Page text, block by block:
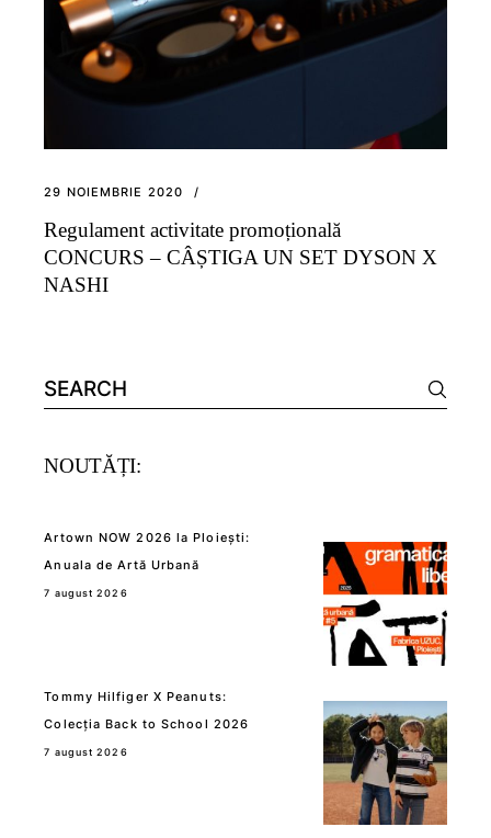
29 NOIEMBRIE 2020
Regulament activitate promoțională
CONCURS – CÂȘTIGA UN SET DYSON X
NASHI
Search
for:
NOUTĂȚI:
Artown NOW 2026 la Ploiești:
Anuala de Artă Urbană
7 august 2026
Tommy Hilfiger X Peanuts:
Colecția Back to School 2026
7 august 2026